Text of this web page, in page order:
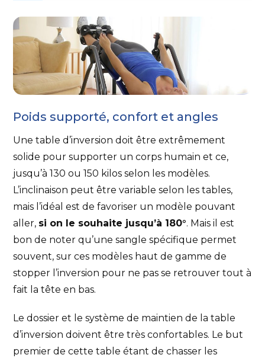
Poids supporté, confort et angles
Une table d’inversion doit être extrêmement
solide pour supporter un corps humain et ce,
jusqu’à 130 ou 150 kilos selon les modèles.
L’inclinaison peut être variable selon les tables,
mais l’idéal est de favoriser un modèle pouvant
aller, si on le souhaite jusqu’à 180°. Mais il est
bon de noter qu’une sangle spécifique permet
souvent, sur ces modèles haut de gamme de
stopper l’inversion pour ne pas se retrouver tout à
fait la tête en bas.
Le dossier et le système de maintien de la table
d’inversion doivent être très confortables. Le but
premier de cette table étant de chasser les